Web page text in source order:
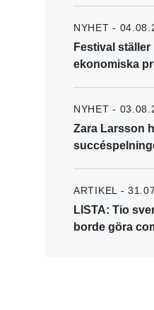
NYHET -
Festival ställer
ekonomiska
NYHET -
Zara Larsson
ARTIKEL -
LISTA: Tio
borde göra